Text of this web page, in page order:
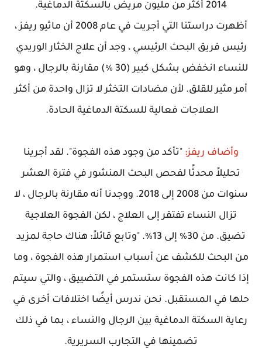
2014 أكثر من مليون مريض بالسكتة الدماغية.
أظهرت دراستنا التي أجريت في عام 2008 أن ماثيو ريفز ،
رئيس فريق البحث الرئيسي ، وجد أن علاج الخثار الوريدي
للنساء انخفض بشكل كبير (30 ٪) مقارنة بالرجال ، وهو
أمر مثير للقلق. لأن مضادات التخثر لا تزال واحدة من أكثر
العلاجات فعالية للسكتة الدماغية الحادة.
وأضاف ريفز: "تأكد من وجود هذه الفجوة". لقد أجرينا
تحليلاً محدثًا لفحص البحث المنشور في فترة العشر
سنوات من 2008 إلى 2018. ووجدنا أنه مقارنة بالرجال ، لا
تزال النساء تفتقر إلى العلاج ، لكن الفجوة العلاجية
تضيق. من 30٪ إلى 13٪. "وتابع قائلاً: هناك حاجة لمزيد
من البحث للكشف عن أسباب استمرار هذه الفجوة ، وما
إذا كانت هذه الفجوة ستستمر في التضييق ، والتي سيتم
حلها في المستقبل. نحن ندرس أيضًا اختلافات أخرى في
رعاية السكتة الدماغية بين الرجال والنساء ، بما في ذلك
تضمينها في التجارب السريرية.